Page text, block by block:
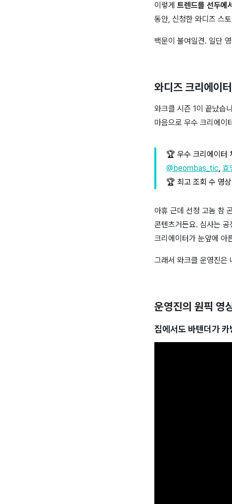
이렇게 트렌드를 선두에
동안, 신청한 와디즈 스
백문이 불여일견. 일단
와디즈 크리에이
와크클 시즌 1이 끝났습
마음으로 우수 크리에이
🏆 우수 크리에이터
@beombas_tic, 효
🏆 최고 조회 수 영
아휴 근데 선정 고놈 참
콘텐츠거든요. 심사는
크리에이터가 눈앞에 아
그래서 와크클 운영진은
운영진의 원픽 영
집에서도 바텐더가